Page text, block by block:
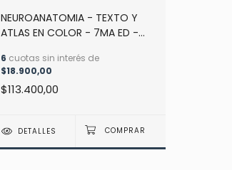
NEUROANATOMIA - TEXTO Y
ATLAS EN COLOR - 7MA ED -
6 cuotas sin interés de
$18.900,00
$113.400,00
DETALLES